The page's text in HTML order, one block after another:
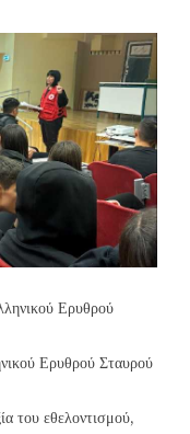
Ερυθρού
Ερυθρού Σταυρού
του εθελοντισμού,